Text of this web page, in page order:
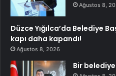
Ağustos 8,
Düzce Yığılca’da Belediye
kapı daha kapandı!
Ağustos 8, 2026
Bir belediye